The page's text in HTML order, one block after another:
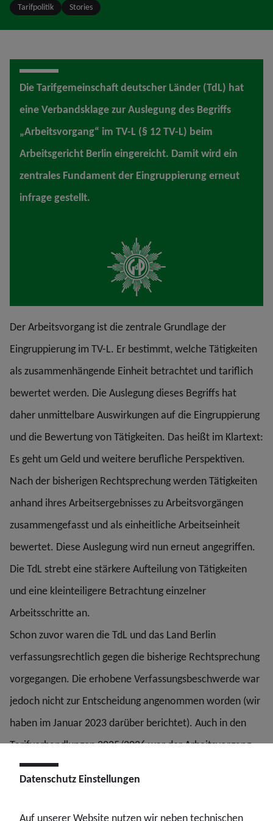
Tarifpolitik Stories
Die Tarifgemeinschaft deutscher Länder (TdL) hat
eine Verbandsklage zur Auslegung des Begriffs
„Arbeitsvorgang“ im TV-L (§ 12 TV-L) beim
Arbeitsgericht Berlin eingereicht. Damit wird ein
zentrales Fundament der Eingruppierung erneut
infrage gestellt.
Der Arbeitsvorgang ist die zentrale Grundlage der
Eingruppierung im TV-L. Er bestimmt, welche Tätigkeiten
als zusammenhängende Einheit betrachtet und tariflich
bewertet werden. Die Auslegung dieses Begriffs hat
daher unmittelbare Auswirkungen auf die Eingruppierung
und die Bewertung von Tätigkeiten. Das heißt im Klartext:
Es geht um Geld und weitere berufliche Perspektiven.
Nach der bisherigen Rechtsprechung werden Tätigkeiten
anhand ihres Arbeitsergebnisses zu Arbeitsvorgängen
zusammengefasst und als einheitliche Arbeitseinheit
bewertet. Diese Auslegung wird nun erneut angegriffen.
Die TdL strebt eine stärkere Aufteilung von Tätigkeiten
und eine kleinteiligere Betrachtung einzelner
Arbeitsschritte an.
Schon zuvor waren die TdL und das Land Berlin
verfassungsrechtlich gegen die bisherige Rechtsprechung
vorgegangen. Die erhobene Verfassungsbeschwerde war
jedoch nicht zur Entscheidung angenommen worden (wir
haben im Januar 2023 darüber berichtet). Auch in den
Tarifverhandlungen 2025/2026 war der Arbeitsvorgang
erneut Gegenstand der Diskussionen. Die von
Arbeitgeberseite angestrebten Änderungen konnten
damals dank des Widerstands der Gewerkschaften nicht
Datenschutz Einstellungen
Auf unserer Website nutzen wir neben technischen